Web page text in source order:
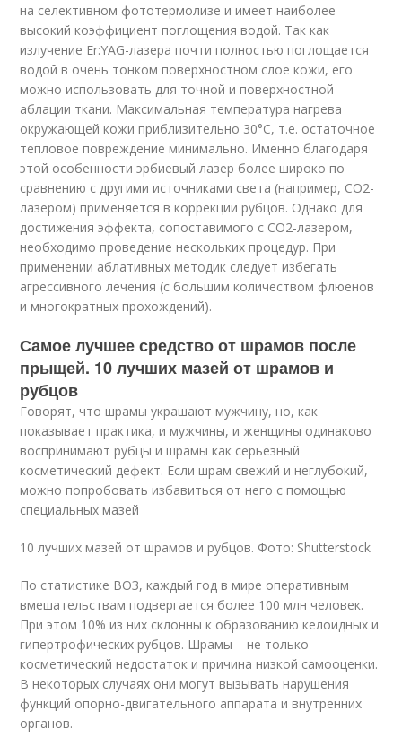
на селективном фототермолизе и имеет наиболее
высокий коэффициент поглощения водой. Так как
излучение Er:YAG-лазера почти полностью поглощается
водой в очень тонком поверхностном слое кожи, его
можно использовать для точной и поверхностной
аблации ткани. Максимальная температура нагрева
окружающей кожи приблизительно 30°С, т.е. остаточное
тепловое повреждение минимально. Именно благодаря
этой особенности эрбиевый лазер более широко по
сравнению с другими источниками света (например, СО2-
лазером) применяется в коррекции рубцов. Однако для
достижения эффекта, сопоставимого с СО2-лазером,
необходимо проведение нескольких процедур. При
применении аблативных методик следует избегать
агрессивного лечения (с большим количеством флюенов
и многократных прохождений).
Самое лучшее средство от шрамов после
прыщей. 10 лучших мазей от шрамов и
рубцов
Говорят, что шрамы украшают мужчину, но, как
показывает практика, и мужчины, и женщины одинаково
воспринимают рубцы и шрамы как серьезный
косметический дефект. Если шрам свежий и неглубокий,
можно попробовать избавиться от него с помощью
специальных мазей
10 лучших мазей от шрамов и рубцов. Фото: Shutterstock
По статистике ВОЗ, каждый год в мире оперативным
вмешательствам подвергается более 100 млн человек.
При этом 10% из них склонны к образованию келоидных и
гипертрофических рубцов. Шрамы – не только
косметический недостаток и причина низкой самооценки.
В некоторых случаях они могут вызывать нарушения
функций опорно-двигательного аппарата и внутренних
органов.